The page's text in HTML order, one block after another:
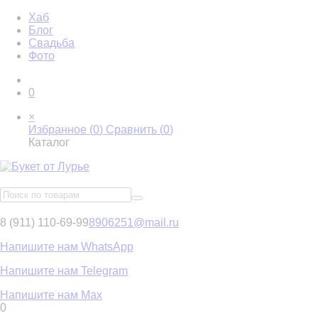
Хаб
Блог
Свадьба
Фото
0
×
Избранное (0) Сравнить (0)
Каталог
8 (911) 110-69-998906251@mail.ru
Напишите нам WhatsApp
Напишите нам Telegram
Напишите нам Max
0